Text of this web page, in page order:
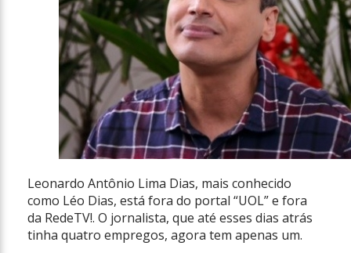
Leonardo Antônio Lima Dias, mais conhecido
como Léo Dias, está fora do portal “UOL” e fora
da RedeTV!. O jornalista, que até esses dias atrás
tinha quatro empregos, agora tem apenas um.